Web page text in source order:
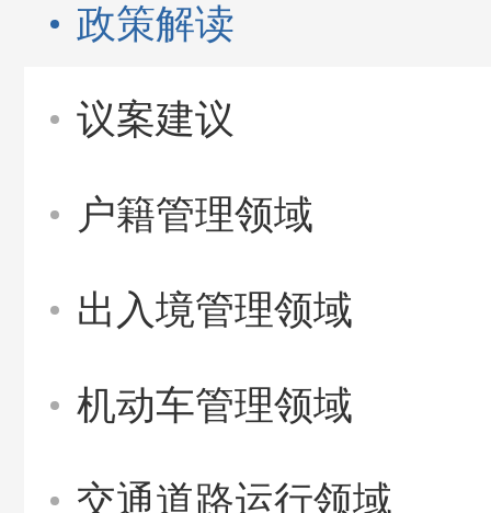
政策解读
议案建议
户籍管理领域
出入境管理领域
机动车管理领域
交通道路运行领域